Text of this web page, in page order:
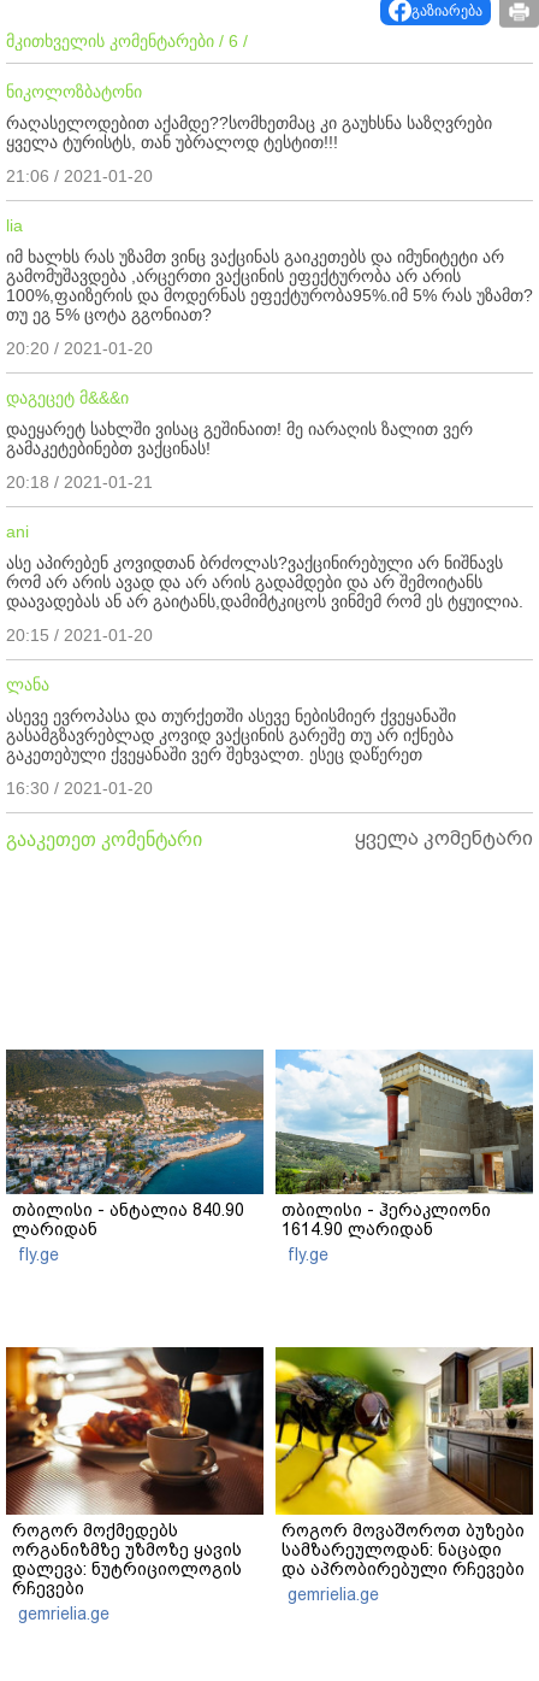
გაზიარება
მკითხველის კომენტარები / 6 /
ნიკოლოზბატონი
რაღასელოდებით აქამდე??სომხეთმაც კი გაუხსნა საზღვრები
ყველა ტურისტს, თან უბრალოდ ტესტით!!!
21:06 / 2021-01-20
lia
იმ ხალხს რას უზამთ ვინც ვაქცინას გაიკეთებს და იმუნიტეტი არ
გამომუშავდება ,არცერთი ვაქცინის ეფექტურობა არ არის
100%,ფაიზერის და მოდერნას ეფექტურობა95%.იმ 5% რას უზამთ?
თუ ეგ 5% ცოტა გგონიათ?
20:20 / 2021-01-20
დაგეცეტ მ&&&ი
დაეყარეტ სახლში ვისაც გეშინაით! მე იარაღის ზალით ვერ
გამაკეტებინებთ ვაქცინას!
20:18 / 2021-01-21
ani
ასე აპირებენ კოვიდთან ბრძოლას?ვაქცინირებული არ ნიშნავს
რომ არ არის ავად და არ არის გადამდები და არ შემოიტანს
დაავადებას ან არ გაიტანს,დამიმტკიცოს ვინმემ რომ ეს ტყუილია.
20:15 / 2021-01-20
ლანა
ასევე ევროპასა და თურქეთში ასევე ნებისმიერ ქვეყანაში
გასამგზავრებლად კოვიდ ვაქცინის გარეშე თუ არ იქნება
გაკეთებული ქვეყანაში ვერ შეხვალთ. ესეც დაწერეთ
16:30 / 2021-01-20
გააკეთეთ კომენტარი ყველა კომენტარი
თბილისი - ანტალია 840.90
ლარიდან
fly.ge
თბილისი - ჰერაკლიონი
1614.90 ლარიდან
fly.ge
როგორ მოქმედებს
ორგანიზმზე უზმოზე ყავის
დალევა: ნუტრიციოლოგის
რჩევები
gemrielia.ge
როგორ მოვაშოროთ ბუზები
სამზარეულოდან: ნაცადი
და აპრობირებული რჩევები
gemrielia.ge